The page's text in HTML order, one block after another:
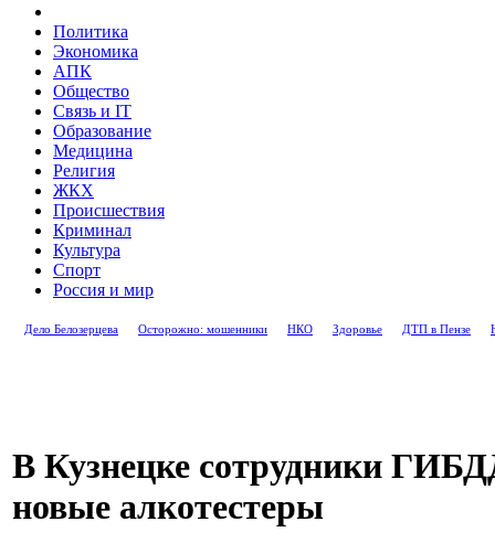
Политика
Экономика
АПК
Общество
Связь и IT
Образование
Медицина
Религия
ЖКХ
Происшествия
Криминал
Культура
Спорт
Россия и мир
Дело Белозерцева Осторожно: мошенники НКО Здоровье ДТП в Пензе
В Кузнецке сотрудники
новые алкотестеры